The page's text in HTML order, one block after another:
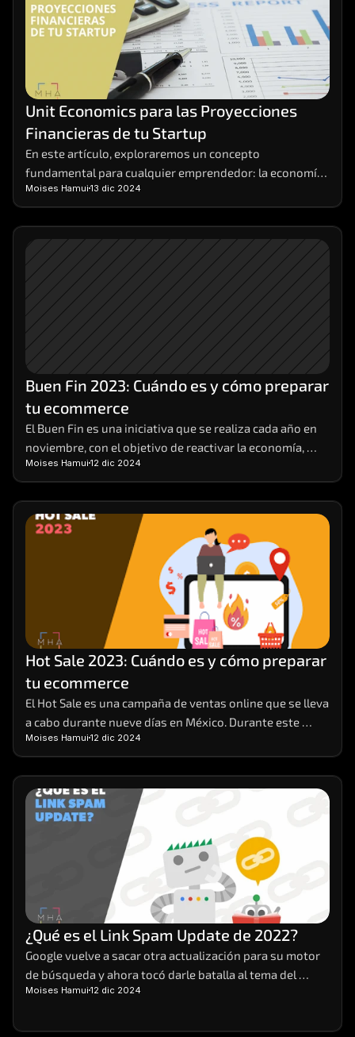
Unit Economics para las Proyecciones
Financieras de tu Startup
En este artículo, exploraremos un concepto
fundamental para cualquier emprendedor: la economía
unitaria, o unit economics, en inglés. Desglosaremos
qué son, cómo calcularlas y por qué son tan
importantes para el éxito de tu negocio. Las economías
unitarias o unit economics son la base sobre la cual
Moises Hamui 13 dic 2024
Buen Fin 2023: Cuándo es y cómo preparar
tu ecommerce
El Buen Fin es una iniciativa que se realiza cada año en
noviembre, con el objetivo de reactivar la economía,
impulsar las ventas y ofrecer beneficios a los
consumidores y a los comerciantes. Durante el Buen Fin,
las empresas participantes ofrecen descuentos,
promociones y facilidades de pago en sus productos y
servicios, tanto en tiendas físicas como en línea.
Moises Hamui 12 dic 2024
Hot Sale 2023: Cuándo es y cómo preparar
tu ecommerce
El Hot Sale es una campaña de ventas online que se lleva
a cabo durante nueve días en México. Durante este
evento, distintas empresas de venta y servicios
preparan sus e-commerces, para brindar sus productos
a sus clientes con promociones y descuentos que no se
ven en cualquier otra época del año.
Moises Hamui 12 dic 2024
¿Qué es el Link Spam Update de 2022?
Google vuelve a sacar otra actualización para su motor
de búsqueda y ahora tocó darle batalla al tema del
spam. Así pues, salió a mediados de diciembre de este
Moises Hamui 12 dic 2024